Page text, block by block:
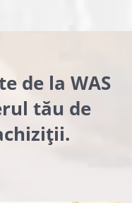
de la WAS
tău de